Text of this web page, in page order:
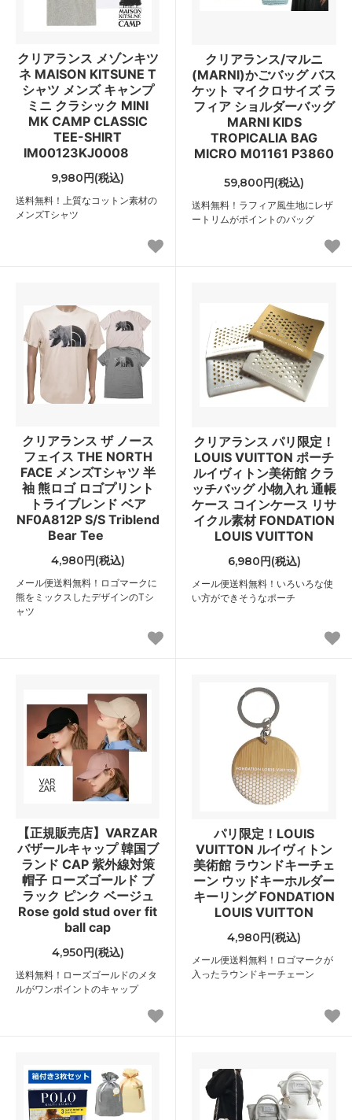
クリアランス メゾンキツ
ネ MAISON KITSUNE T
シャツ メンズ キャンプ
ミニ クラシック MINI
MK CAMP CLASSIC
TEE-SHIRT
IM00123KJ0008
9,980円(税込)
送料無料！上質なコットン素材の
メンズTシャツ
クリアランス/マルニ
(MARNI)かごバッグ バス
ケット マイクロサイズ ラ
フィア ショルダーバッグ
MARNI KIDS
TROPICALIA BAG
MICRO M01161 P3860
59,800円(税込)
送料無料！ラフィア風生地にレザ
ートリムがポイントのバッグ
クリアランス ザ ノース
フェイス THE NORTH
FACE メンズTシャツ 半
袖 熊ロゴ ロゴプリント
トライブレンド ベア
NF0A812P S/S Triblend
Bear Tee
4,980円(税込)
メール便送料無料！ロゴマークに
熊をミックスしたデザインのTシ
ャツ
クリアランス パリ限定！
LOUIS VUITTON ポーチ
ルイヴィトン美術館 クラ
ッチバッグ 小物入れ 通帳
ケース コインケース リサ
イクル素材 FONDATION
LOUIS VUITTON
6,980円(税込)
メール便送料無料！いろいろな使
い方ができそうなポーチ
【正規販売店】VARZAR
バザールキャップ 韓国ブ
ランド CAP 紫外線対策
帽子 ローズゴールド ブ
ラック ピンク ベージュ
Rose gold stud over fit
ball cap
4,950円(税込)
送料無料！ローズゴールドのメタ
ルがワンポイントのキャップ
パリ限定！LOUIS
VUITTON ルイヴィトン
美術館 ラウンドキーチェ
ーン ウッドキーホルダー
キーリング FONDATION
LOUIS VUITTON
4,980円(税込)
メール便送料無料！ロゴマークが
入ったラウンドキーチェーン